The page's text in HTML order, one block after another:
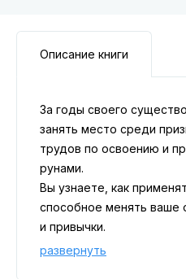
Описание книги
За годы своего
занять место среди
трудов по освоению и
рунами.
Вы узнаете, как
способное менять ваше
и привычки.
Перед вами наследие
развернуть